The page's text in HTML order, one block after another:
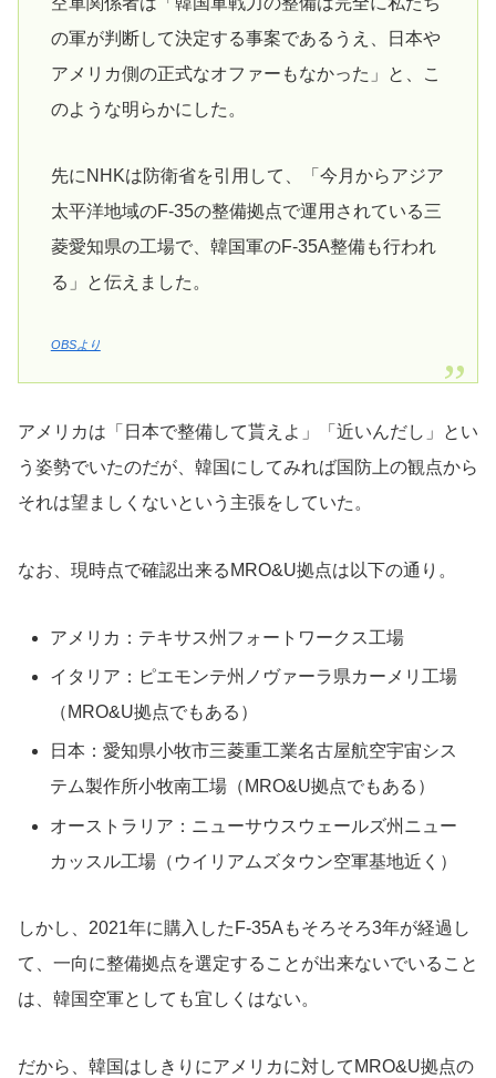
の軍が判断して決定する事案であるうえ、日本や
アメリカ側の正式なオファーもなかった」と、こ
のような明らかにした。
先にNHKは防衛省を引用して、「今月からアジア
太平洋地域のF-35の整備拠点で運用されている三
菱愛知県の工場で、韓国軍のF-35A整備も行われ
る」と伝えました。
OBSより
アメリカは「日本で整備して貰えよ」「近いんだし」とい
う姿勢でいたのだが、韓国にしてみれば国防上の観点から
それは望ましくないという主張をしていた。
なお、現時点で確認出来るMRO&U拠点は以下の通り。
アメリカ：テキサス州フォートワークス工場
イタリア：ピエモンテ州ノヴァーラ県カーメリ工場
（MRO&U拠点でもある）
日本：愛知県小牧市三菱重工業名古屋航空宇宙シス
テム製作所小牧南工場（MRO&U拠点でもある）
オーストラリア：ニューサウスウェールズ州ニュー
カッスル工場（ウイリアムズタウン空軍基地近く）
しかし、2021年に購入したF-35Aもそろそろ3年が経過し
て、一向に整備拠点を選定することが出来ないでいること
は、韓国空軍としても宜しくはない。
だから、韓国はしきりにアメリカに対してMRO&U拠点の